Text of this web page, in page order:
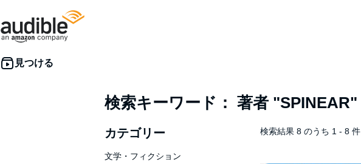
検索キーワード： 著者 "SPINEAR"
カテゴリー
文学・フィクション
検索結果 8 のうち 1 - 8 件